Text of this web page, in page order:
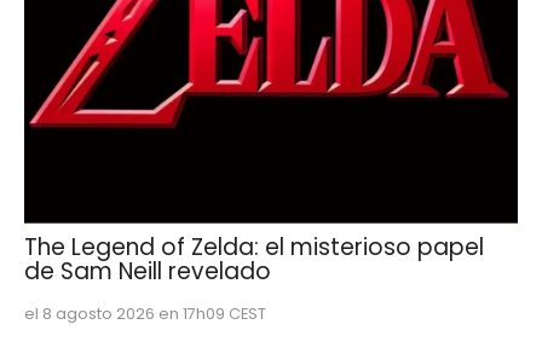
The Legend of Zelda: el misterioso papel
de Sam Neill revelado
el 8 agosto 2026 en 17h09 CEST